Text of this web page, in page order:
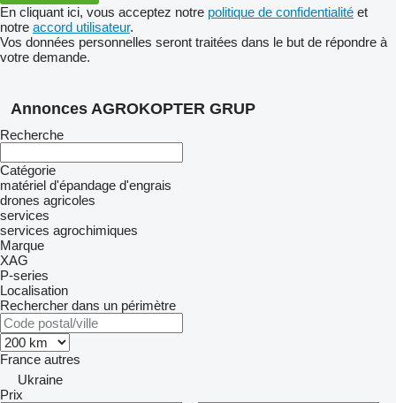
En cliquant ici, vous acceptez notre politique de confidentialité et
notre accord utilisateur.
Vos données personnelles seront traitées dans le but de répondre à
votre demande.
Annonces AGROKOPTER GRUP
Recherche
Catégorie
matériel d'épandage d'engrais
drones agricoles
services
services agrochimiques
Marque
XAG
P-series
Localisation
Rechercher dans un périmètre
France autres
Ukraine
Prix